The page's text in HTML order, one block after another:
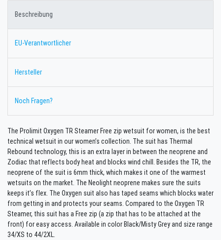
Beschreibung
EU-Verantwortlicher
Hersteller
Noch Fragen?
The Prolimit Oxygen TR Steamer Free zip wetsuit for women, is the best
technical wetsuit in our women’s collection. The suit has Thermal
Rebound technology, this is an extra layer in between the neoprene and
Zodiac that reflects body heat and blocks wind chill. Besides the TR, the
neoprene of the suit is 6mm thick, which makes it one of the warmest
wetsuits on the market. The Neolight neoprene makes sure the suits
keeps it’s flex. The Oxygen suit also has taped seams which blocks water
from getting in and protects your seams. Compared to the Oxygen TR
Steamer, this suit has a Free zip (a zip that has to be attached at the
front) for easy access. Available in color Black/Misty Grey and size range
34/XS to 44/2XL.